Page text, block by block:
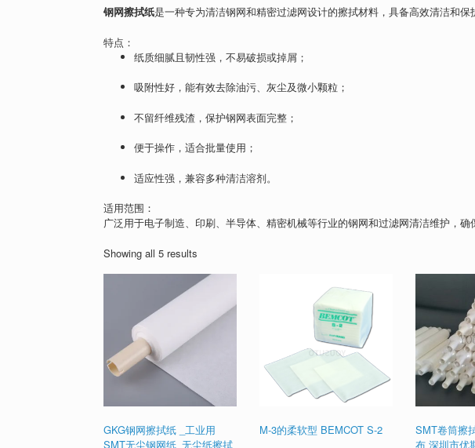
钢网擦拭纸是一种专为清洁钢网和精密过滤网设计的擦拭材料，具备高效清洁和保
特点：
纸质细腻且韧性强，不易破损或掉屑；
吸附性好，能有效去除油污、灰尘及微小颗粒；
不留纤维残渣，保护钢网表面完整；
便于操作，适合批量使用；
适应性强，兼容多种清洁溶剂。
适用范围：
广泛用于电子制造、印刷、半导体、精密机械等行业的钢网和过滤网清洁维护，确
Showing all 5 results
GKG钢网擦拭纸 _工业用
SMT无尘钢网纸_无尘纸擦拭
M-3的柔软型 BEMCOT S-2
SMT卷筒擦
布 深圳市优